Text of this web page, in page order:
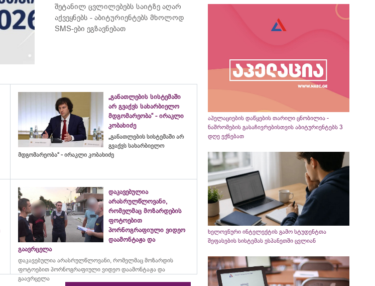
შეტანილ ცვლილებებს საიტზე აღარ
აქვეყნებს - აბიტურიენტებს მხოლოდ
SMS-ები ეგზავნებათ
„განათლების სისტემაში
არ გვაქვს სახარბიელო
მდგომარეობა“ - ირაკლი
კობახიძე
„განათლების სისტემაში არ
გვაქვს სახარბიელო
მდგომარეობა“ - ირაკლი კობახიძე
დაკავებულია
არასრულწლოვანი,
რომელმაც მოზარდების
ფოტოებით
პორნოგრაფიული ვიდეო
დაამონტაჟა და
გაავრცელა
დაკავებულია არასრულწლოვანი, რომელმაც მოზარდის
ფოტოებით პორნოგრაფიული ვიდეო დაამონტაჟა და
გაავრცელა
აპელაციების დაწყების თარიღი ცნობილია -
ნაშრომების გასაჩივრებისთვის აბიტურიენტებს 3
დღე ექნებათ
ხელოვნური ინტელექტის გამო სტუდენტთა
შეფასების სისტემას ესპანეთში ცვლიან